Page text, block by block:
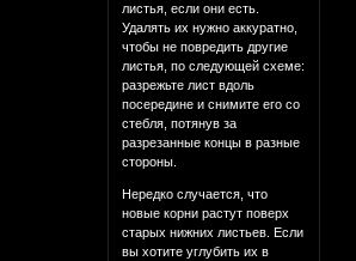
листья, если они есть.
Удалять их нужно аккуратно,
чтобы не повредить другие
листья, по следующей схеме:
разрежьте лист вдоль
посередине и снимите его со
стебля, потянув за
разрезанные концы в разные
стороны.
Нередко случается, что
новые корни растут поверх
старых нижних листьев. Если
вы хотите углубить их в